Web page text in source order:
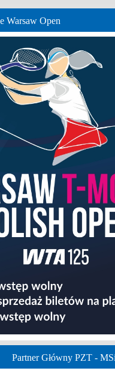
Warsaw Open
Partner Główny PZT -